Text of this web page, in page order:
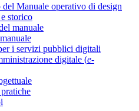
del Manuale operativo di design
storico
manuale
i servizi pubblici digitali
digitale (e-